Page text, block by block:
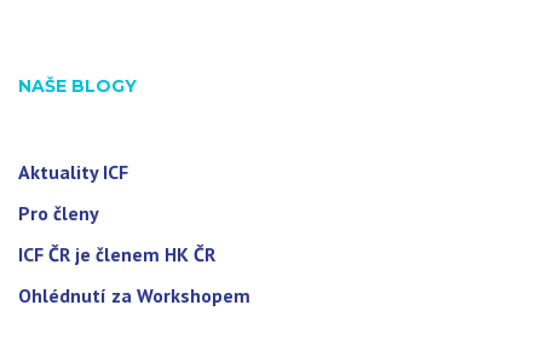
NAŠE BLOGY
Aktuality ICF
Pro členy
ICF ČR je členem HK ČR
Ohlédnutí za Workshopem